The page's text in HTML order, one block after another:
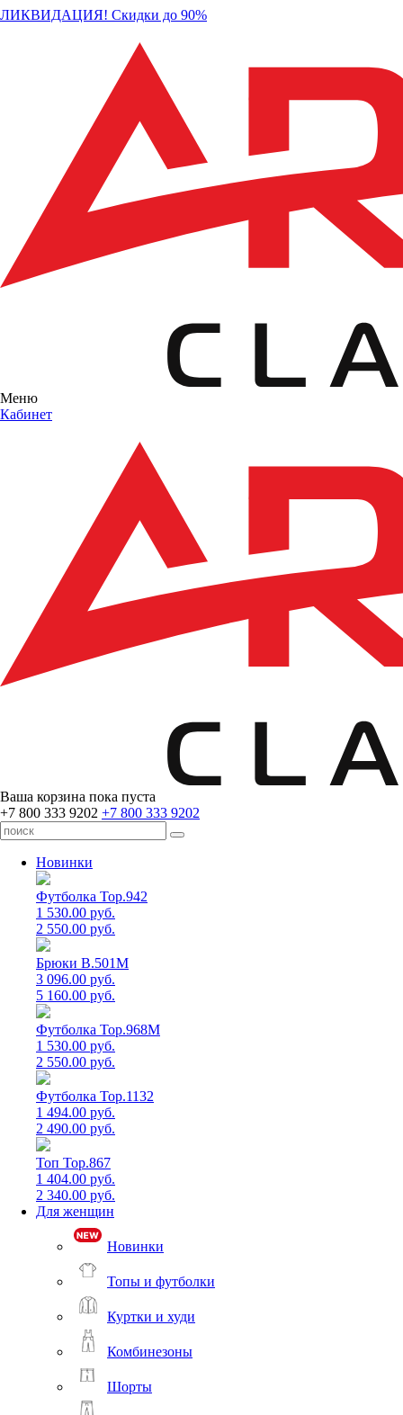
ЛИКВИДАЦИЯ! Скидки до 90%
Меню
Кабинет
Ваша корзина пока пуста
+7 800 333 9202 +7 800 333 9202
Новинки
Футболка Top.942
1 530.00 руб.
2 550.00 руб.
Брюки B.501M
3 096.00 руб.
5 160.00 руб.
Футболка Top.968M
1 530.00 руб.
2 550.00 руб.
Футболка Top.1132
1 494.00 руб.
2 490.00 руб.
Топ Top.867
1 404.00 руб.
2 340.00 руб.
Для женщин
Новинки
Топы и футболки
Куртки и худи
Комбинезоны
Шорты